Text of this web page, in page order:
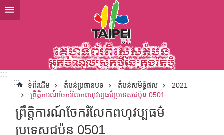
ទៅកាន់មាតិកាប្លុកមាតិកាសំខាន់
:::
:::
ទំព័រដើម តំបន់ប្រធានបទ តំបន់សមិទ្ធិផល
2021
ព្រឹត្តិការណ៍ចែករំលែកពហុវប្បធម៌ប្រទេសជប៉ុន 0501
ព្រឹត្តិការណ៍ចែករំលែកពហុវប្បធម៌
ប្រទេសជប៉ុន 0501